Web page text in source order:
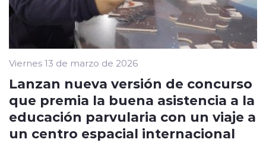
Viernes 13 de marzo de 2026
Lanzan nueva versión de concurso
que premia la buena asistencia a la
educación parvularia con un viaje a
un centro espacial internacional